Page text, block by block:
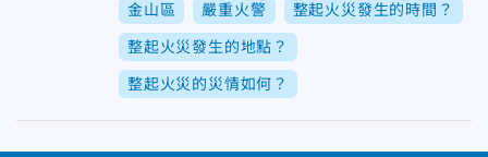
金山區 嚴重火警 整起火災發生的時間？
整起火災發生的地點？
整起火災的災情如何？